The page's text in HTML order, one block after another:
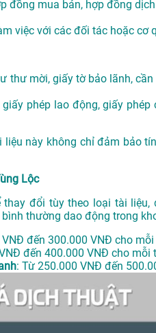
đồng mua bán, hợp đồng
việc với các đối tác hoặc cơ
thư mời, giấy tờ bảo lãnh,
phép lao động, giấy
này không chỉ đảm bảo
Lộc
đổi tùy theo loại tài
thường dao động trong
đến 300.000 VNĐ cho mỗi
đến 400.000 VNĐ cho mỗi
: Từ 250.000 VNĐ đến